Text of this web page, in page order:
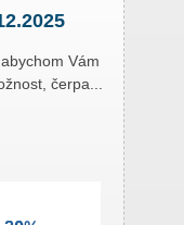
Vám
čerpa...